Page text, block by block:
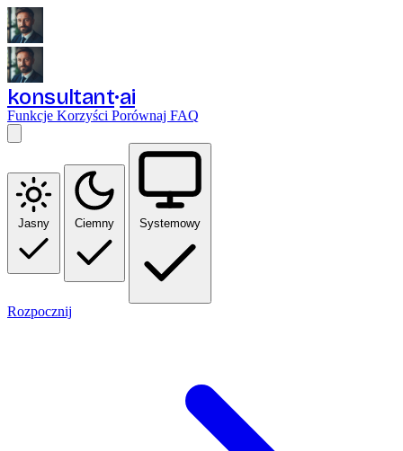
konsultant ai
Funkcje Korzyści Porównaj FAQ
Jasny Ciemny Systemowy
Rozpocznij